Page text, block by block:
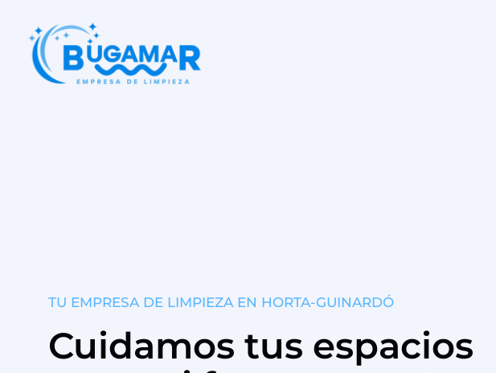
TU EMPRESA DE LIMPIEZA EN HORTA-GUINARDÓ
Cuidamos tus espacios